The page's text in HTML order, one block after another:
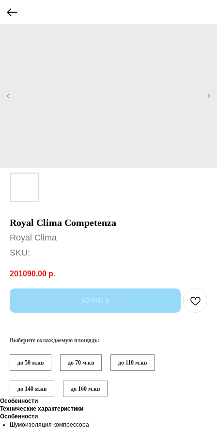
Royal Clima Competenza
Royal Clima
SKU:
201090,00 р.
КУПИТЬ
Выберите охлаждаемую площадь:
до 50 м.кв до 70 м.кв до 110 м.кв
до 140 м.кв
до 160 м.кв
Особенности
Технические характеристики
Особенности
Шумоизоляция компрессора